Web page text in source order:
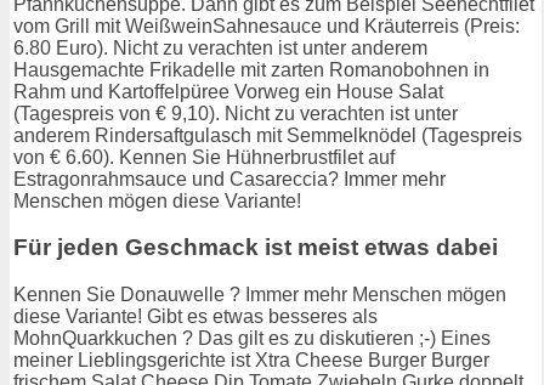
vom Grill mit WeißweinSahnesauce und Kräuterreis (Preis:
6.80 Euro). Nicht zu verachten ist unter anderem
Hausgemachte Frikadelle mit zarten Romanobohnen in
Rahm und Kartoffelpüree Vorweg ein House Salat
(Tagespreis von € 9,10). Nicht zu verachten ist unter
anderem Rindersaftgulasch mit Semmelknödel (Tagespreis
von € 6.60). Kennen Sie Hühnerbrustfilet auf
Estragonrahmsauce und Casareccia? Immer mehr
Menschen mögen diese Variante!
Für jeden Geschmack ist meist etwas dabei
Kennen Sie Donauwelle ? Immer mehr Menschen mögen
diese Variante! Gibt es etwas besseres als
MohnQuarkkuchen ? Das gilt es zu diskutieren ;-) Eines
meiner Lieblingsgerichte ist Xtra Cheese Burger Burger